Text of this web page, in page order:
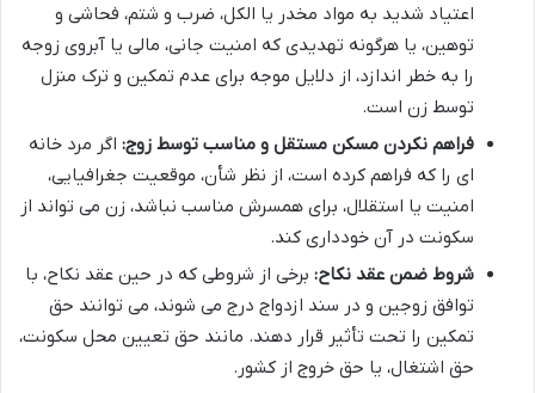
اعتیاد شدید به مواد مخدر یا الکل، ضرب و شتم، فحاشی و
توهین، یا هرگونه تهدیدی که امنیت جانی، مالی یا آبروی زوجه
را به خطر اندازد، از دلایل موجه برای عدم تمکین و ترک منزل
توسط زن است.
فراهم نکردن مسکن مستقل و مناسب توسط زوج: اگر مرد خانه
ای را که فراهم کرده است، از نظر شأن، موقعیت جغرافیایی،
امنیت یا استقلال، برای همسرش مناسب نباشد، زن می تواند از
سکونت در آن خودداری کند.
شروط ضمن عقد نکاح: برخی از شروطی که در حین عقد نکاح، با
توافق زوجین و در سند ازدواج درج می شوند، می توانند حق
تمکین را تحت تأثیر قرار دهند. مانند حق تعیین محل سکونت،
حق اشتغال، یا حق خروج از کشور.